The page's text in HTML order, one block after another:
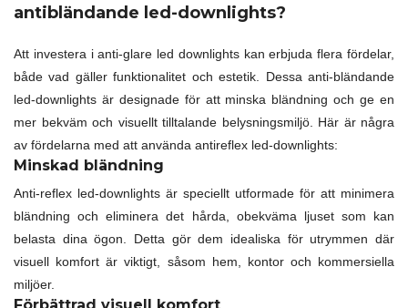
antibländande led-downlights?
Att investera i anti-glare led downlights kan erbjuda flera fördelar,
både vad gäller funktionalitet och estetik. Dessa anti-bländande
led-downlights är designade för att minska bländning och ge en
mer bekväm och visuellt tilltalande belysningsmiljö. Här är några
av fördelarna med att använda antireflex led-downlights:
Minskad bländning
Anti-reflex led-downlights är speciellt utformade för att minimera
bländning och eliminera det hårda, obekväma ljuset som kan
belasta dina ögon. Detta gör dem idealiska för utrymmen där
visuell komfort är viktigt, såsom hem, kontor och kommersiella
miljöer.